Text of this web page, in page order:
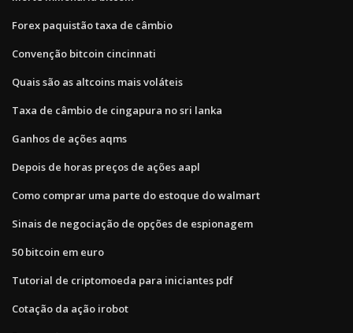
Forex paquistão taxa de câmbio
Convenção bitcoin cincinnati
Quais são as altcoins mais voláteis
Taxa de câmbio de cingapura no sri lanka
Ganhos de ações aqms
Depois de horas preços de ações aapl
Como comprar uma parte do estoque do walmart
Sinais de negociação de opções de espionagem
50 bitcoin em euro
Tutorial de criptomoeda para iniciantes pdf
Cotação da ação irobot